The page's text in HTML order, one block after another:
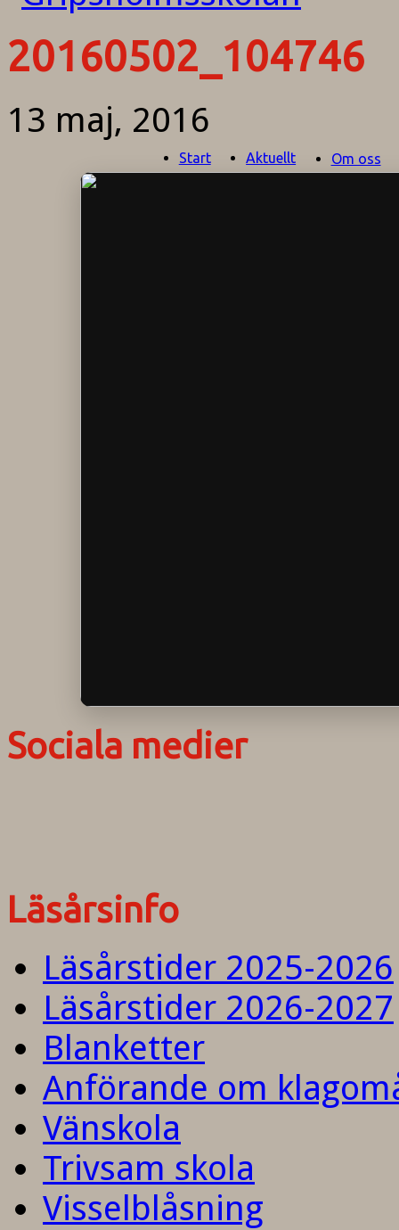
Start Aktuellt Om oss
20160502_104746
13 maj, 2016
Sociala medier
Läsårsinfo
Läsårstider 2025-2026
Läsårstider 2026-2027
Blanketter
Anförande om
Vänskola
Trivsam skola
Visselblåsning